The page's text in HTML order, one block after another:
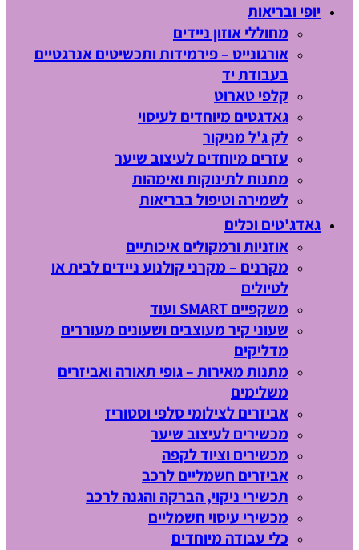
יופי ובריאות
מחוללי אוזון ניידים
אורגונייט – פירמידות ותכשיטים אנרגטיים
בעבודת יד
קלפי טארוט
גאדגטים מיוחדים לעיסוי
לק ג'ל מניקור
עזרים מיוחדים לעיצוב שיער
מתנות לתינוקות ואימהות
לשמירה וטיפול בבריאות
גאדג'טים וכלים
אוזניות ורמקולים איכותיים
מקרנים – מקרני קולנוע ניידים לבית או
לטיולים
משקפיים SMART ועוד
שעוני קיר מעוצבים ושעונים מעוררים
מדליקים
מתנות מאירות – גופי תאורה ואביזרים
משלימים
אביזרים לצילומי סלפי וסטוריז
מכשירים לעיצוב שיער
מכשירים וציוד לקפה
אביזרים חשמליים לרכב
תכשירי ניקוי, הברקה והגנה לרכב
מכשירי עיסוי חשמליים
כלי עבודה מיוחדים